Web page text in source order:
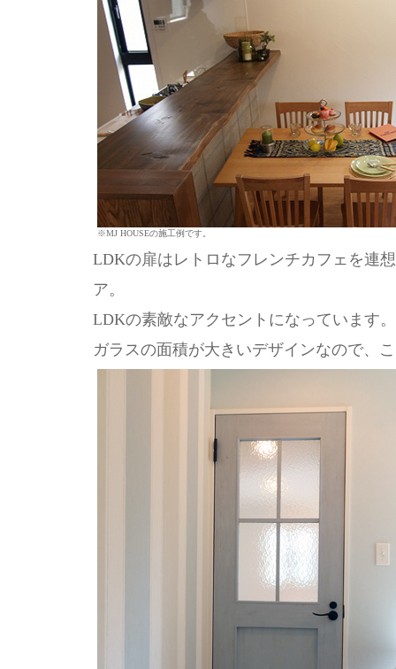
※MJ HOUSEの施工例です。
LDKの扉はレトロなフレンチカフェを連
ア。
LDKの素敵なアクセントになっています。
ガラスの面積が大きいデザインなので、